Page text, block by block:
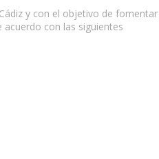
y con el objetivo de
con las siguientes